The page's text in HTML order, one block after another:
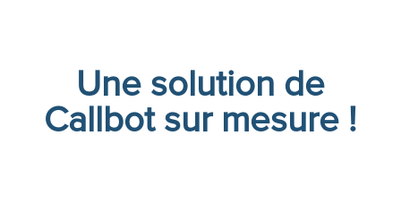
Une solution de
Callbot sur mesure !